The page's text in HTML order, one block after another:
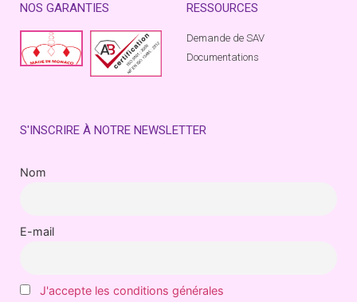
NOS GARANTIES RESSOURCES
Demande de SAV
Documentations
S'INSCRIRE À NOTRE NEWSLETTER
Nom
E-mail
J'accepte les conditions générales